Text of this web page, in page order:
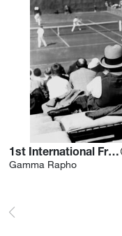
1st International French Open 1928
Gamma Rapho